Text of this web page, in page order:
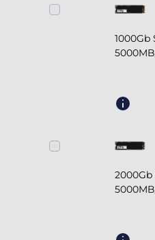
1000Gb
2000Gb